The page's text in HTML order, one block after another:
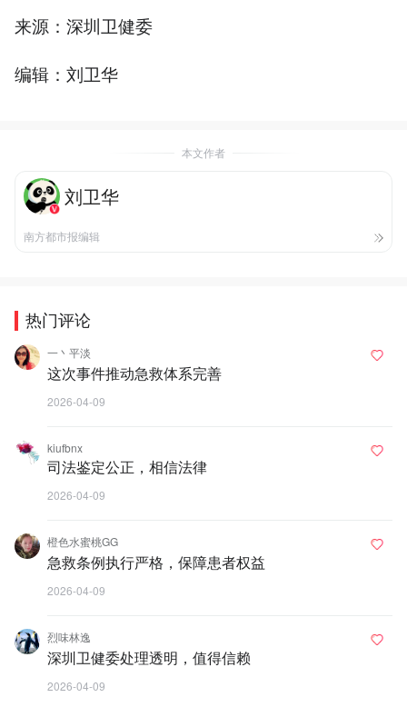
来源：深圳卫健委
编辑：刘卫华
本文作者
刘卫华
南方都市报编辑
热门评论
一丶平淡
这次事件推动急救体系完善
2026-04-09
kiufbnx
司法鉴定公正，相信法律
2026-04-09
橙色水蜜桃GG
急救条例执行严格，保障患者权益
2026-04-09
烈味林逸
深圳卫健委处理透明，值得信赖
2026-04-09